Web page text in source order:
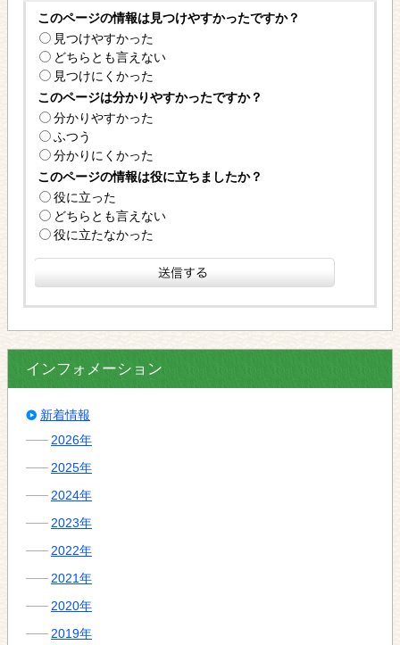
このページの情報は見つけやすかったですか？
見つけやすかった
どちらとも言えない
見つけにくかった
このページは分かりやすかったですか？
分かりやすかった
ふつう
分かりにくかった
このページの情報は役に立ちましたか？
役に立った
どちらとも言えない
役に立たなかった
インフォメーション
新着情報
2026年
2025年
2024年
2023年
2022年
2021年
2020年
2019年